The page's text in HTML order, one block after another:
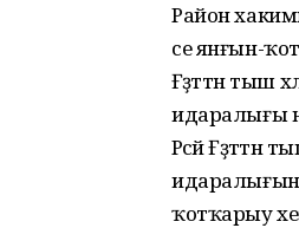
Район
се янғын-
Ғәҙәттән
идаралығы
Рәсәй
ҡотҡарыу